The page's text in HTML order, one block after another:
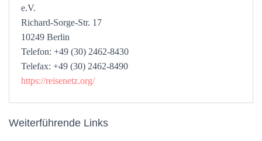
e.V.
Richard-Sorge-Str. 17
10249 Berlin
Telefon: +49 (30) 2462-8430
Telefax: +49 (30) 2462-8490
https://reisenetz.org/
Weiterführende Links